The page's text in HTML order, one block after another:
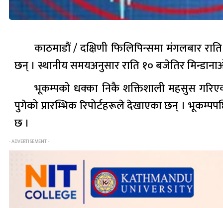
काठमाडौं / दक्षिणी फिलिपिन्समा मंगलबार
छन् । स्थानीय समयअनुसार राति १० बजेतिर
भूकम्पको धक्का निकै शक्तिशाली महसुस
पुगेको प्रारम्भिक रिपोर्टहरूले देखाएका छन् ।
छ ।
- ADVERTISEMENT -